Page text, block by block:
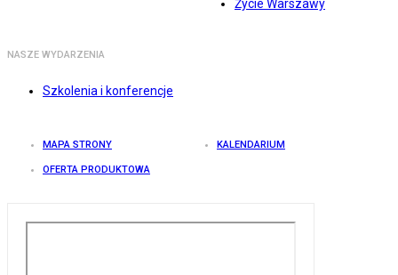
Życie Warszawy
NASZE WYDARZENIA
Szkolenia i konferencje
MAPA STRONY KALENDARIUM
OFERTA PRODUKTOWA